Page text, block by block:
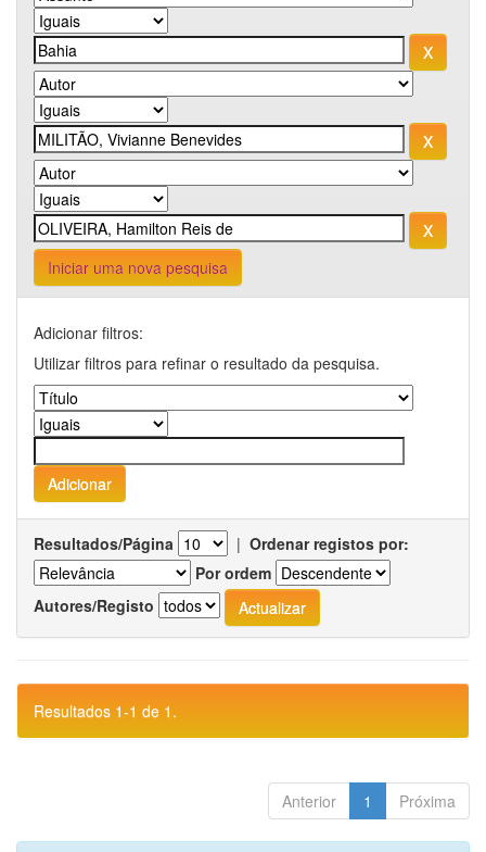
Iniciar uma nova pesquisa
Adicionar filtros:
Utilizar filtros para refinar o resultado da pesquisa.
Resultados/Página | Ordenar registos por:
Por ordem
Autores/Registo
Resultados 1-1 de 1.
Anterior 1 Próxima